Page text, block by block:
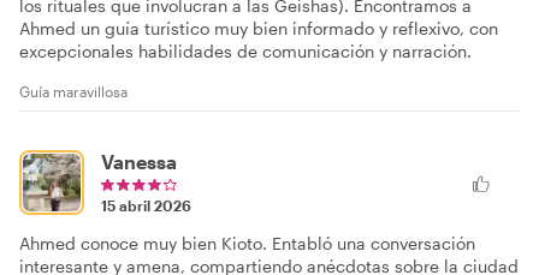
los rituales que involucran a las Geishas). Encontramos a
Ahmed un guía turístico muy bien informado y reflexivo, con
excepcionales habilidades de comunicación y narración.
Guía maravillosa
Vanessa
15 abril 2026
Ahmed conoce muy bien Kioto. Entabló una conversación
interesante y amena, compartiendo anécdotas sobre la ciudad